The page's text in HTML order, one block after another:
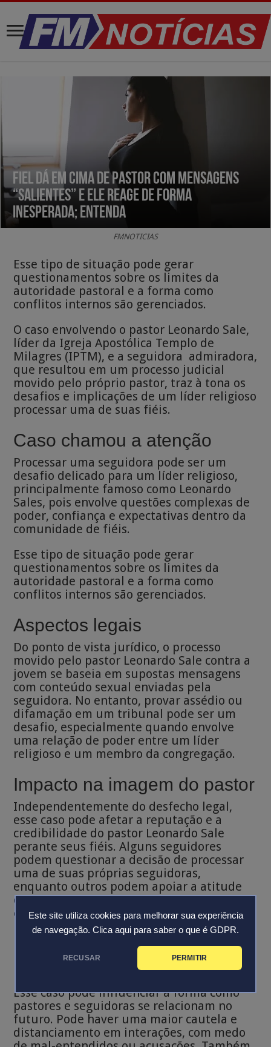
Este site utiliza cookies para melhorar sua experiência
de navegação. Clica aqui para saber o que é GDPR.
RECUSAR PERMITIR
Fiel dá em cima de pastor com mensagens
“salientes” e ele reage de forma
inesperada; entenda
FMNOTICIAS
Esse tipo de situação pode gerar
questionamentos sobre os limites da
autoridade pastoral e a forma como
conflitos internos são gerenciados.
O caso envolvendo o pastor Leonardo Sale,
líder da Igreja Apostólica Templo de
Milagres (IPTM), e a seguidora admiradora,
que resultou em um processo judicial
movido pelo próprio pastor, traz à tona os
desafios e implicações de um líder religioso
processar uma de suas fiéis.
Caso chamou a atenção
Processar uma seguidora pode ser um
desafio delicado para um líder religioso,
principalmente famoso como Leonardo
Sales, pois envolve questões complexas de
poder, confiança e expectativas dentro da
comunidade de fiéis.
Esse tipo de situação pode gerar
questionamentos sobre os limites da
autoridade pastoral e a forma como
conflitos internos são gerenciados.
Aspectos legais
Do ponto de vista jurídico, o processo
movido pelo pastor Leonardo Sale contra a
jovem se baseia em supostas mensagens
com conteúdo sexual enviadas pela
seguidora. No entanto, provar assédio ou
difamação em um tribunal pode ser um
desafio, especialmente quando envolve
uma relação de poder entre um líder
religioso e um membro da congregação.
Impacto na imagem do pastor
Independentemente do desfecho legal,
esse caso pode afetar a reputação e a
credibilidade do pastor Leonardo Sale
perante seus fiéis. Alguns seguidores
podem questionar a decisão de processar
uma de suas próprias seguidoras,
enquanto outros podem apoiar a atitude
do líder em defender sua integridade. Esse
episódio pode abalar a confiança e a
imagem de integridade que um pastor
busca manter.
Esse caso pode influenciar a forma como
pastores e seguidoras se relacionam no
futuro. Pode haver uma maior cautela e
distanciamento em interações, com medo